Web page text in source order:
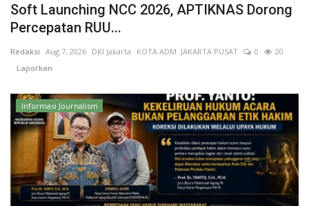
Soft Launching NCC 2026, APTIKNAS Dorong
Percepatan RUU...
Redaksi Aug 7, 2026 DKI Jakarta KOTA ADM. JAKARTA PUSAT 0
20
Laporkan
Informasi Journalism